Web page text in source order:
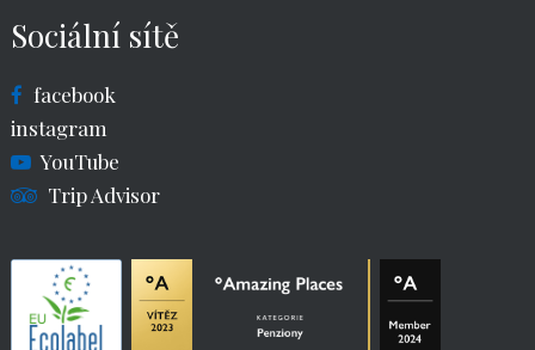
Sociální sítě
facebook
instagram
YouTube
Trip Advisor